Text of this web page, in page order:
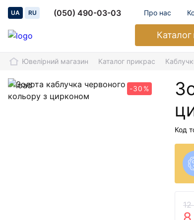
UA RU (050) 490-03-03 Про нас
Каталог
Ювелірний магазин Каталог прикрас
-30%
Код